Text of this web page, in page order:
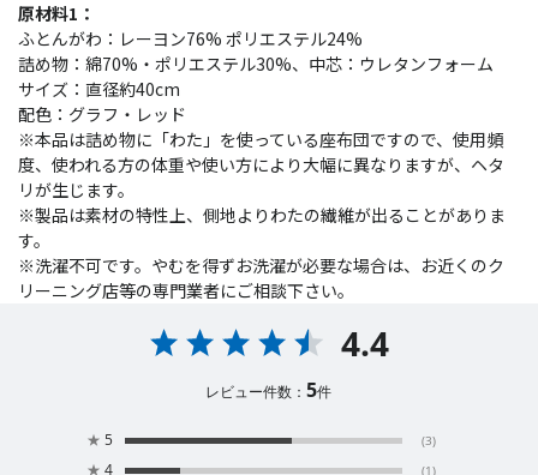
原材料1：
ふとんがわ：レーヨン76% ポリエステル24%
詰め物：綿70%・ポリエステル30%、中芯：ウレタンフォーム
サイズ：直径約40cm
配色：グラフ・レッド
※本品は詰め物に「わた」を使っている座布団ですので、使用頻
度、使われる方の体重や使い方により大幅に異なりますが、ヘタ
リが生じます。
※製品は素材の特性上、側地よりわたの繊維が出ることがありま
す。
※洗濯不可です。やむを得ずお洗濯が必要な場合は、お近くのク
リーニング店等の専門業者にご相談下さい。
4.4
レビュー件数：5件
★ 5 (3)
★ 4 (1)